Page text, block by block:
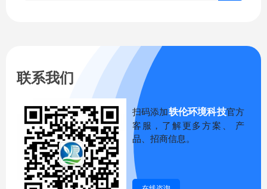
联系我们
扫码添加轶伦环境科技官方
客服，了解更多方案、 产
品、招商信息。